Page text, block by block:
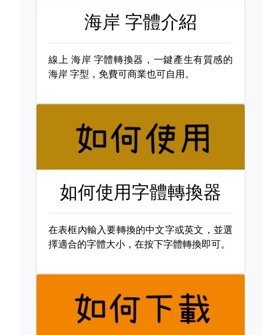
海岸 字體介紹
線上 海岸 字體轉換器，一鍵產生有質感的
海岸 字型，免費可商業也可自用。
如何使用字體轉換器
在表框內輸入要轉換的中文字或英文，並選
擇適合的字體大小，在按下字體轉換即可。